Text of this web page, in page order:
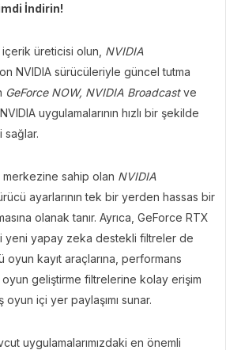
İndirin!
üreticisi olun, NVIDIA
NVIDIA sürücüleriyle güncel tutma
GeForce NOW, NVIDIA Broadcastve
uygulamalarının hızlı bir şekilde
sağlar.
sahip olan NVIDIA
ayarlarının tek bir yerden hassas bir
olanak tanır. Ayrıca, GeForce RTX
yeni yapay zeka destekli filtreler de
kayıt araçlarına, performans
oyun geliştirme filtrelerine kolay erişim
oyun içi yer paylaşımı sunar.
uygulamalarımızdaki en önemli